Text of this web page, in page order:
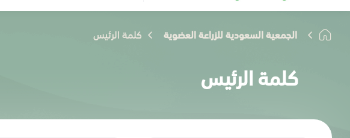
الجمعية السعودية للزراعة العضوية كلمة الرئيس
كلمة الرئيس